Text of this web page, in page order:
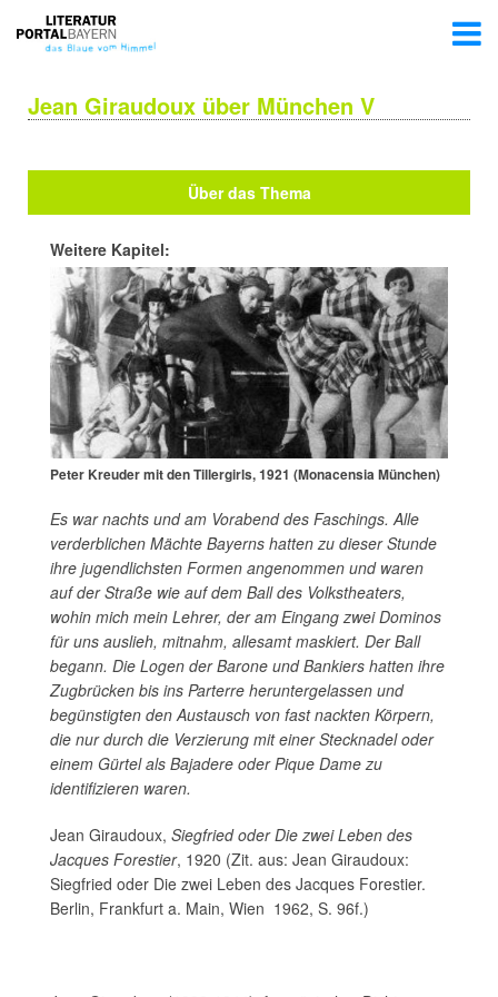
Jean Giraudoux über München V
Über das Thema
Weitere Kapitel:
Peter Kreuder mit den Tillergirls, 1921 (Monacensia München)
Es war nachts und am Vorabend des Faschings. Alle
verderblichen Mächte Bayerns hatten zu dieser Stunde
ihre jugendlichsten Formen angenommen und waren
auf der Straße wie auf dem Ball des Volkstheaters,
wohin mich mein Lehrer, der am Eingang zwei Dominos
für uns auslieh, mitnahm, allesamt maskiert. Der Ball
begann. Die Logen der Barone und Bankiers hatten ihre
Zugbrücken bis ins Parterre heruntergelassen und
begünstigten den Austausch von fast nackten Körpern,
die nur durch die Verzierung mit einer Stecknadel oder
einem Gürtel als Bajadere oder Pique Dame zu
identifizieren waren.
Jean Giraudoux, Siegfried oder Die zwei Leben des
Jacques Forestier, 1920 (Zit. aus: Jean Giraudoux:
Siegfried oder Die zwei Leben des Jacques Forestier.
Berlin, Frankfurt a. Main, Wien 1962, S. 96f.)